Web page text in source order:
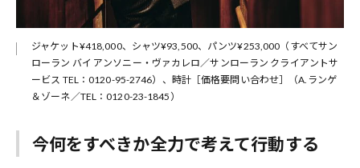
ジャケット¥418,000、シャツ¥93,500、パンツ¥253,000（すべてサン
ローラン バイ アンソニー・ヴァカレロ／サンローラン クライアントサ
ービス TEL：0120-95-2746）、時計［価格要問い合わせ］（A.ランゲ
＆ゾーネ／TEL：0120-23-1845）
今何をすべきか全力で考えて行動する